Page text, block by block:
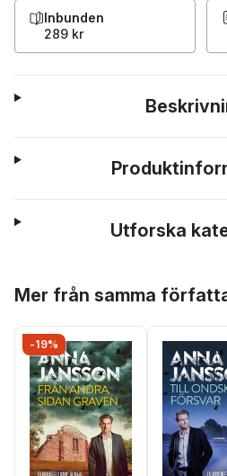
Inbunden
289 kr
Utforska
Mer från samma
-19%